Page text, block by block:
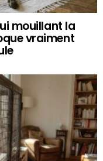
mouillant la
vraiment